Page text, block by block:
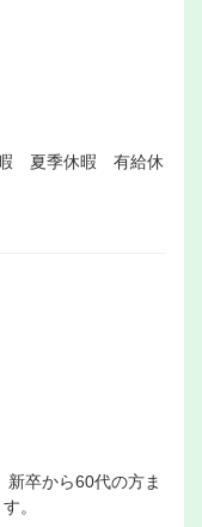
夏季休暇 有給休
卒から60代の方ま
。